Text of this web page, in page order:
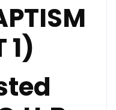
1)